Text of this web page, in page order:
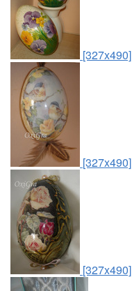
[327x490]
[327x490]
[327x490]